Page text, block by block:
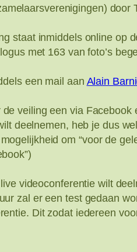
staat inmiddels online op
met 163 van foto’s
een mail aan Alain
veiling een via Facebook
deelnemen, heb je dus
om “voor de
videoconferentie wilt
zal er een test gedaan
Dit zodat iedereen